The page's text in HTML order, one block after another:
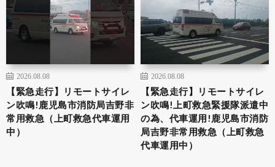
2026.08.08
【緊急走行】リモートサイレ
ン吹鳴!鹿児島市消防局吉野非
常用救急（上町救急代車運用
中）
2026.08.08
【緊急走行】リモートサイレ
ン吹鳴!上町救急緊援隊派遣中
の為、代車運用!鹿児島市消防
局吉野非常用救急（上町救急
代車運用中）